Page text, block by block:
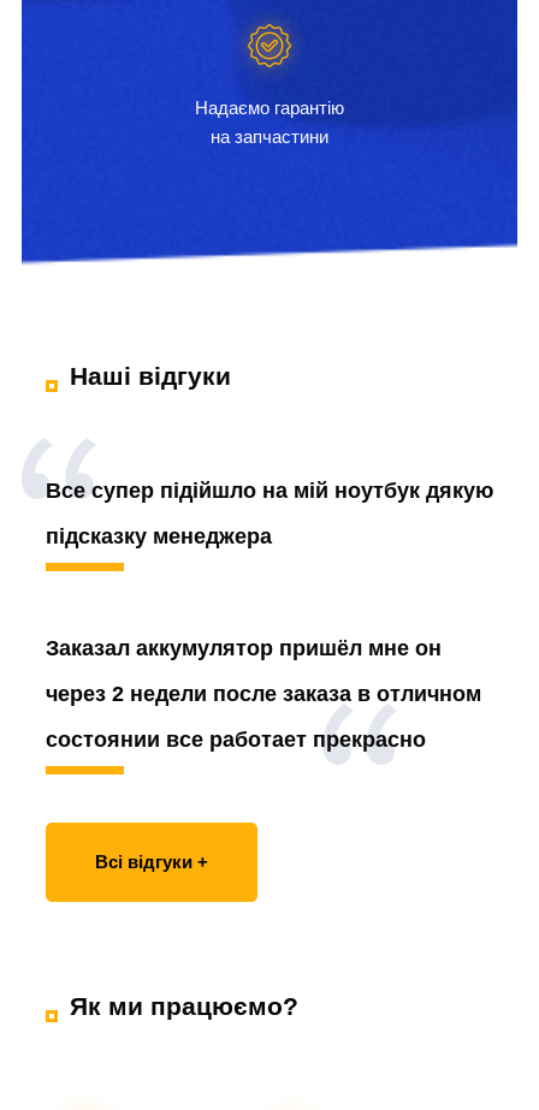
Надаємо гарантію
на запчастини
Наші відгуки
Все супер підійшло на мій ноутбук дякую
підсказку менеджера
Заказал аккумулятор пришёл мне он
через 2 недели после заказа в отличном
состоянии все работает прекрасно
Всі відгуки +
Як ми працюємо?